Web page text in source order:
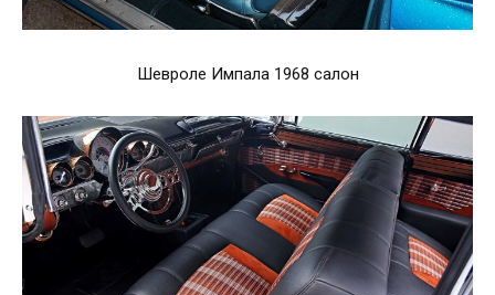
Шевроле Импала 1968 салон